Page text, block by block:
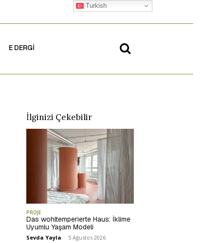
E DERGİ
İlginizi Çekebilir
PROJE
Das wohltemperierte Haus: İklime
Uyumlu Yaşam Modeli
Sevda Yayla - 5 Ağustos 2026
Turkish